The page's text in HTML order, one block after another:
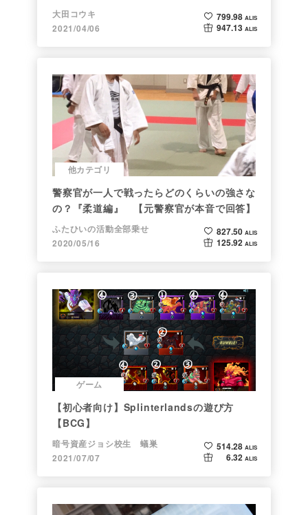
大田コウキ
2021/04/06
799.98 ALIS
947.13 ALIS
他カテゴリ
警察官が一人で戦ったらどのくらいの強さな
の？『柔道編』 【元警察官が本音で回答】
ふたひいの活動全部乗せ
2020/05/16
827.50 ALIS
125.92 ALIS
ゲーム
【初心者向け】Splinterlandsの遊び方
【BCG】
暗号資産ジョシ校生 蟻巣
2021/07/07
514.28 ALIS
6.32 ALIS